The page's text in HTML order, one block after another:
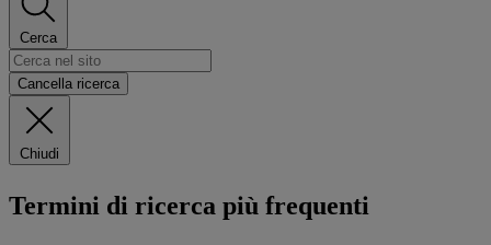
Cerca
Cancella ricerca
Chiudi
Termini di ricerca più frequenti